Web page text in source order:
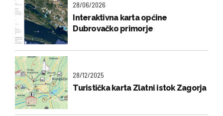
28/06/2026
Interaktivna karta općine
Dubrovačko primorje
28/12/2025
Turistička karta Zlatni istok Zagorja